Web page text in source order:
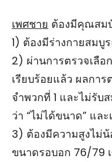
เพศชาย ต้องมีคุณสม
1) ต้องมีร่างกายสมบู
2) ผ่านการตรวจเลือ
เรียบร้อยแล้ว ผลการ
จำพวกที่ 1 และไม่รับ
ว่า “ไม่ได้ขนาด” แล
3) ต้องมีความสูงไม่น้
ขนาดรอบอก 76/79